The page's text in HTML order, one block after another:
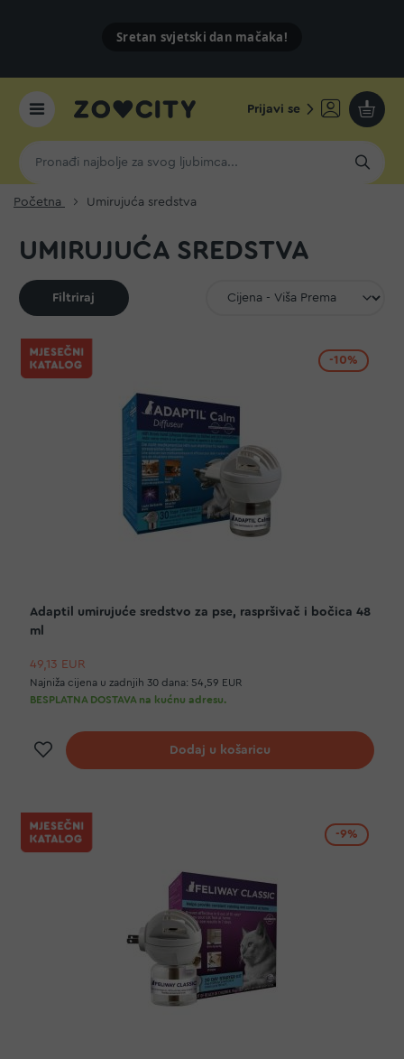
Sretan svjetski dan mačaka!
Prijavi se
Moja
Početna Umirujuća sredstva
UMIRUJUĆA SREDSTVA
Filtriraj
-10%
Adaptil umirujuće sredstvo za pse, raspršivač i bočica 48
ml
49,13 EUR
Najniža cijena u zadnjih 30 dana: 54,59 EUR
BESPLATNA DOSTAVA na kućnu adresu.
Dodaj na listu želja
Dodaj u košaricu
-9%